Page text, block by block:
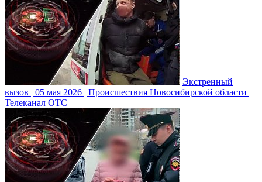
Экстренный
вызов | 05 мая 2026 | Происшествия Новосибирской области |
Телеканал ОТС